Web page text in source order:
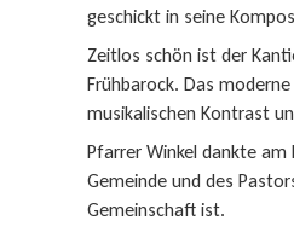
geschickt in seine
Zeitlos schön ist der
Frühbarock. Das
musikalischen Kontrast
Pfarrer Winkel dankte am
Gemeinde und des
Gemeinschaft ist.